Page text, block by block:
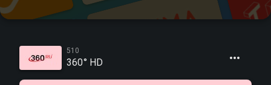
510
360° HD